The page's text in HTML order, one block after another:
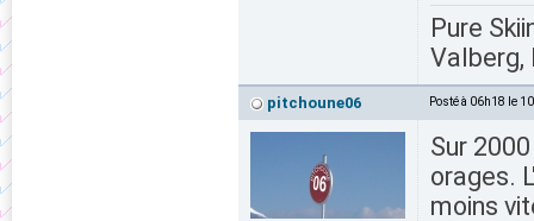
Pure
Valberg,
pitchoune06 Posté à 06h18 le
Sur
orages.
moins